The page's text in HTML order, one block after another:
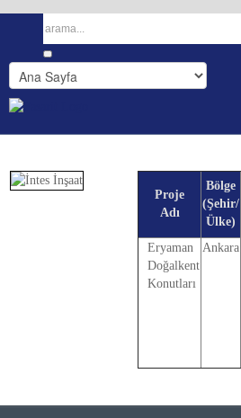
Proje
Adı
Bölge
(Şehir/
Ülke)
Eryaman
Doğalkent
Konutları
Ankara